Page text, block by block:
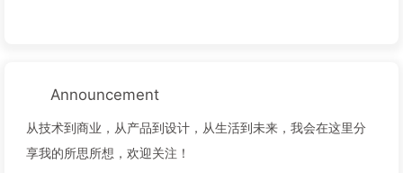
Announcement
从技术到商业，从产品到设计，从生活到未来，我会在这里分
享我的所思所想，欢迎关注！